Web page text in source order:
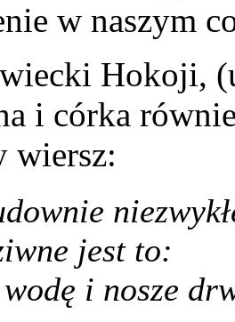
w naszym
Hokoji,
i córka
wiersz:
jest to:
i nosze